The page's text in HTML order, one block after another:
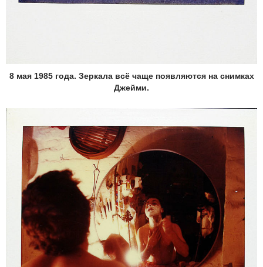
8 мая 1985 года. Зеркала всё чаще появляются на снимках
Джейми.